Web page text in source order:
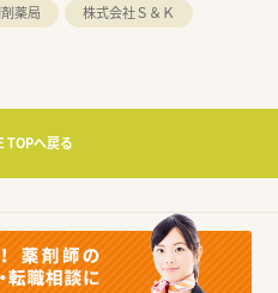
薬局 株式会社Ｓ＆Ｋ
TOPへ戻る